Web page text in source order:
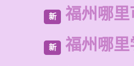
新 福州哪
新 福州哪